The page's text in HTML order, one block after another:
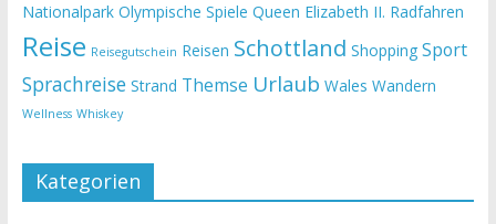
Nationalpark Olympische Spiele Queen Elizabeth II. Radfahren
Reise Reisegutschein Reisen Schottland Shopping Sport
Sprachreise Strand Themse Urlaub Wales Wandern
Wellness Whiskey
Kategorien